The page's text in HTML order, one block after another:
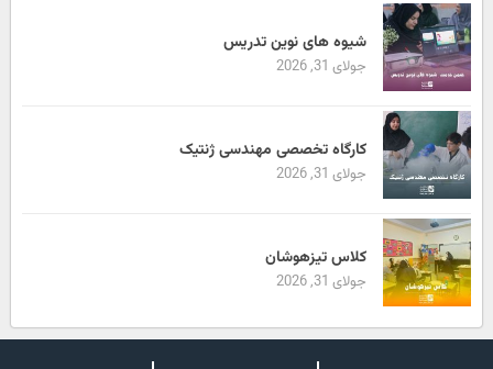
شیوه های نوین تدریس
جولای 31, 2026
کارگاه تخصصی مهندسی ژنتیک
جولای 31, 2026
کلاس تیزهوشان
جولای 31, 2026